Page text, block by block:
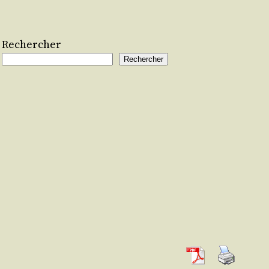
Rechercher
Rechercher